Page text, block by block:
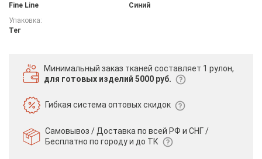
Fine Line
Синий
Упаковка:
Тег
Минимальный заказ тканей составляет 1 рулон,
для готовых изделий 5000 руб.
Гибкая системаоптовых скидок
Самовывоз / Доставка по всей РФ и СНГ /
Бесплатно по городу и до ТК